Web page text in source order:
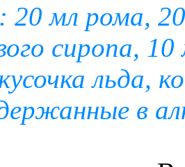
20 мл рома,
сиропа,
льда,
в